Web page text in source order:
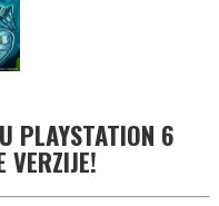
PLAYSTATION 6
VERZIJE!